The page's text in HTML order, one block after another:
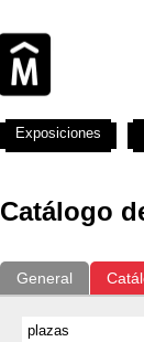
Catálogo
General
Exposiciones